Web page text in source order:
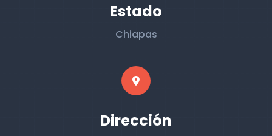
Estado
Chiapas
Dirección